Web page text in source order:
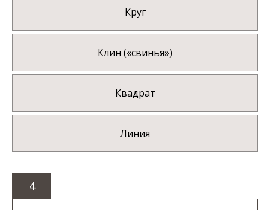
Круг
Клин («свинья»)
Квадрат
Линия
4